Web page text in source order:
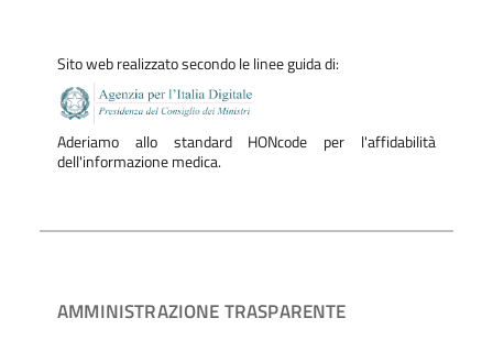
Sito web realizzato secondo le linee guida di:
Aderiamo allo standard HONcode per l'affidabilità
dell'informazione medica.
AMMINISTRAZIONE TRASPARENTE